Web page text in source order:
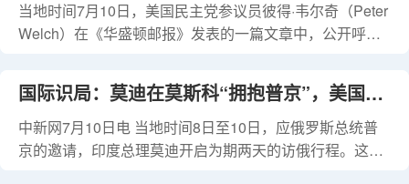
数据显示，近年来迪拜旅游相关设施开发有力
属的对美外国投资委员会(CFIUS)一直在审查与国家安全
相关的风险，但未能达成一致意见。 图片来源：日本广播
业收购美国企业。 对此，日本制铁和美国钢铁公司发
表联合声明称：“这一决定是出于拜登的政治考量，明显违
当地时间7月10日，美国民主党参议员彼得·韦尔奇（Peter
Welch）在《华盛顿邮报》发表的一篇文章中，公开呼吁
党参议员，也是第十位呼吁其退选的民主党国会议员。 韦
尔奇称，他认为拜登需要重新评估自己是不是最佳的竞选
人选，并指出，当前的对话主要集中在总统的年龄和能力
上，这对民主党在11月的选举可能造成严重的政治破坏。
国际识局：莫迪在莫斯科“拥抱普京”，美国及
其盟国“大为恼火”
中新网7月10日电 当地时间8日至10日，应俄罗斯总统普
京的邀请，印度总理莫迪开启为期两天的访俄行程。这是